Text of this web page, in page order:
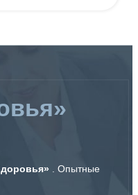
. Опытные